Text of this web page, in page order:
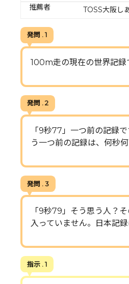
推薦者 TOSS大阪し
発問 . 1
100m走の現在の世界記録
発問 . 2
「9秒77」一つ前の記録
う一つ前の記録は、何秒
発問 . 3
「9秒79」そう思う人？
入っていません。日本記
指示 . 1